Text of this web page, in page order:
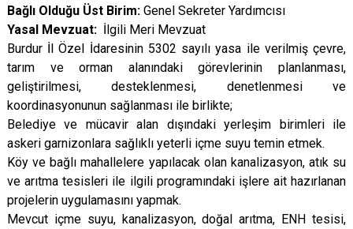
Bağlı Olduğu Üst Birim: Genel Sekreter Yardımcısı
Yasal Mevzuat: İlgili Meri Mevzuat
Burdur İl Özel İdaresinin 5302 sayılı yasa ile verilmiş çevre,
tarım ve orman alanındaki görevlerinin planlanması,
geliştirilmesi, desteklenmesi, denetlenmesi ve
koordinasyonunun sağlanması ile birlikte;
Belediye ve mücavir alan dışındaki yerleşim birimleri ile
askeri garnizonlara sağlıklı yeterli içme suyu temin etmek.
Köy ve bağlı mahallelere yapılacak olan kanalizasyon, atık su
ve arıtma tesisleri ile ilgili programındaki işlere ait hazırlanan
projelerin uygulamasını yapmak.
Mevcut içme suyu, kanalizasyon, doğal arıtma, ENH tesisi,